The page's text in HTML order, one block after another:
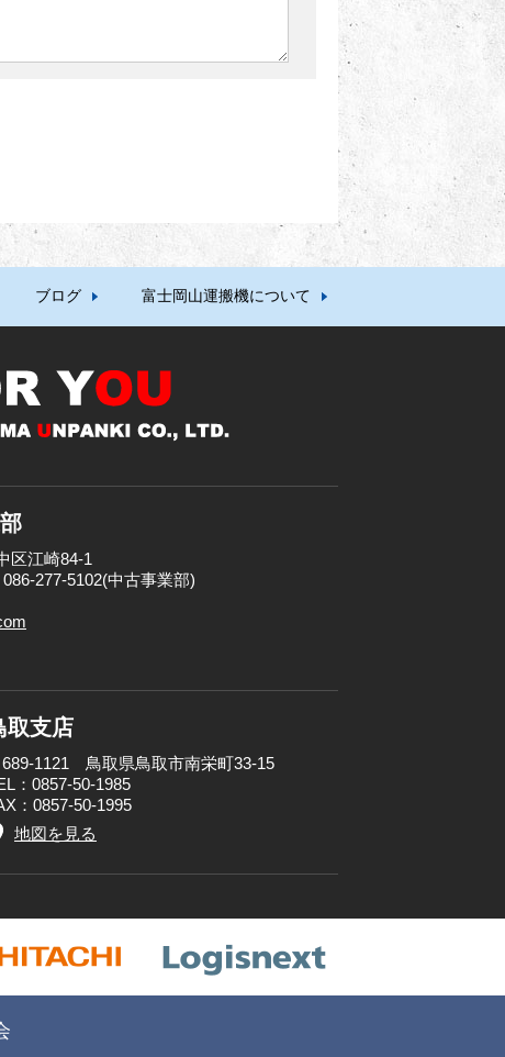
ブログ 富士岡山運搬機について
区江崎84-1
277-5102(中古事業部)
取支店
689-1121 鳥取県鳥取市南栄町33-15
：0857-50-1985
：0857-50-1995
地図を見る